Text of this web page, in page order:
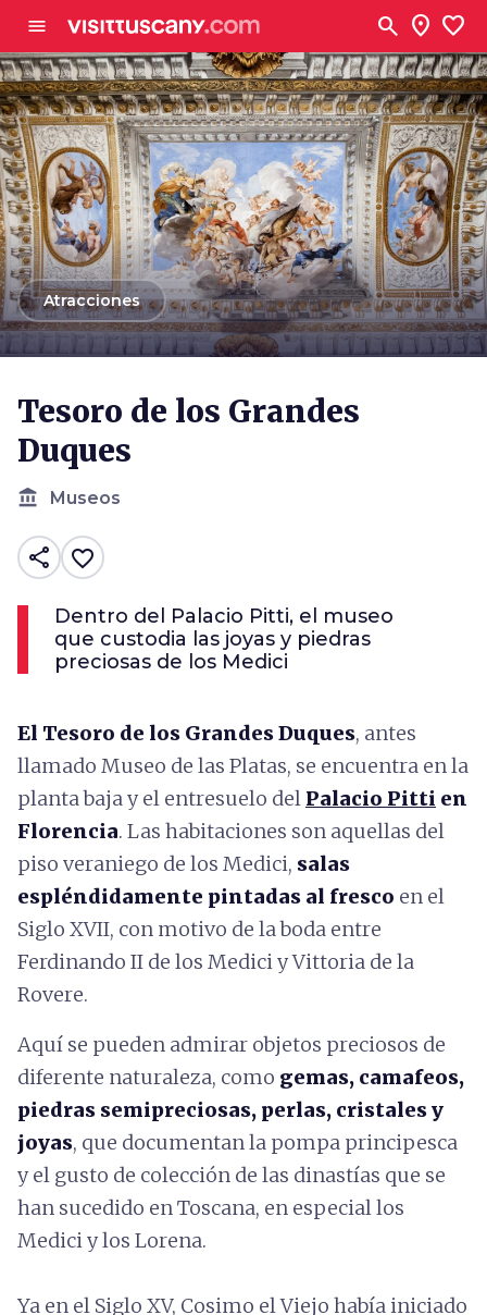
menu search location_on favorite
arrow_backAtracciones
Tesoro de los Grandes
Duques
account_balance Museos
share favorite_border
Dentro del Palacio Pitti, el museo
que custodia las joyas y piedras
preciosas de los Medici
El Tesoro de los Grandes Duques, antes
llamado Museo de las Platas, se encuentra en la
planta baja y el entresuelo del Palacio Pitti en
Florencia. Las habitaciones son aquellas del
piso veraniego de los Medici, salas
espléndidamente pintadas al fresco en el
Siglo XVII, con motivo de la boda entre
Ferdinando II de los Medici y Vittoria de la
Rovere.
Aquí se pueden admirar objetos preciosos de
diferente naturaleza, como gemas, camafeos,
piedras semipreciosas, perlas, cristales y
joyas, que documentan la pompa principesca
y el gusto de colección de las dinastías que se
han sucedido en Toscana, en especial los
Medici y los Lorena.
Ya en el Siglo XV, Cosimo el Viejo había iniciado